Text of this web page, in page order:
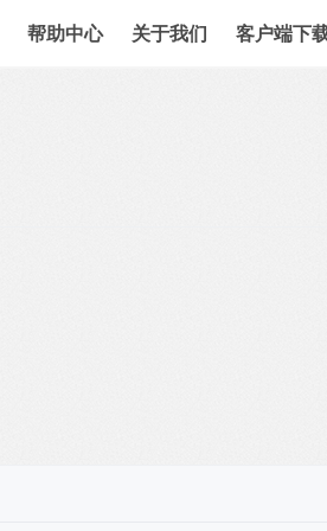
帮助中心 关于我们 客户端下